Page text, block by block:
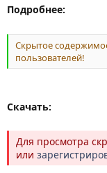
Подробнее:
Скрытое
пользователей!
Скачать:
Для просмотра
или